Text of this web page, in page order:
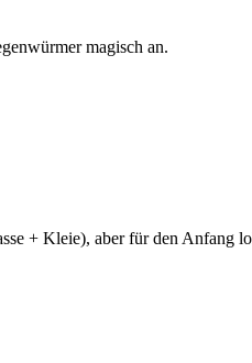
magisch an.
+ Kleie), aber für den Anfang